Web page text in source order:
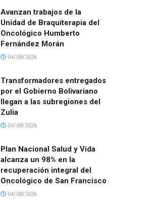
Avanzan trabajos de la
Unidad de Braquiterapia del
Oncológico Humberto
Fernández Morán
04/08/2026
Transformadores entregados
por el Gobierno Bolivariano
llegan a las subregiones del
Zulia
04/08/2026
Plan Nacional Salud y Vida
alcanza un 98% en la
recuperación integral del
Oncológico de San Francisco
04/08/2026